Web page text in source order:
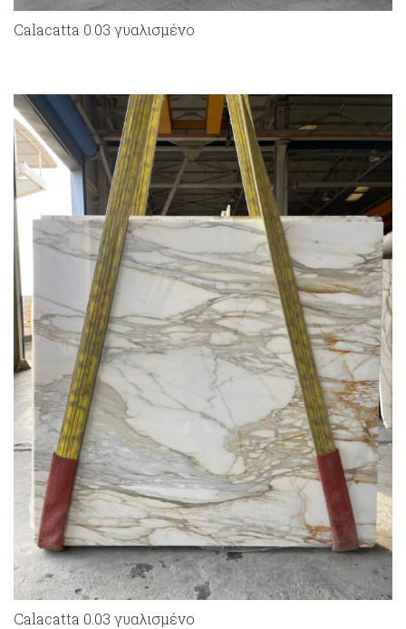
Calacatta 0.03 γυαλισμένο
Calacatta 0.03 γυαλισμένο